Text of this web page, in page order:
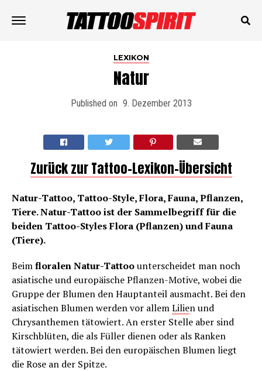
LEXIKON
Natur
Published on 9. Dezember 2013
Zurück zur Tattoo-Lexikon-Übersicht
Natur-Tattoo, Tattoo-Style, Flora, Fauna, Pflanzen,
Tiere. Natur-Tattoo ist der Sammelbegriff für die
beiden Tattoo-Styles Flora (Pflanzen) und Fauna
(Tiere).
Beimfloralen Natur-Tattoounterscheidet man noch
asiatische und europäische Pflanzen-Motive, wobei die
Gruppe der Blumen den Hauptanteil ausmacht. Bei den
asiatischen Blumen werden vor allemLilien und
Chrysanthemen tätowiert. An erster Stelle aber sind
Kirschblüten, die als Füller dienen oder als Ranken
tätowiert werden. Bei den europäischen Blumen liegt
die Rose an der Spitze.